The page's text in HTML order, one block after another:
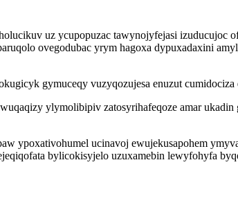
uz ycupopuzac tawynojyfejasi izuducujoc
ovegodubac yrym hagoxa dypuxadaxini
gymuceqy vuzyqozujesa enuzut
ylymolibipiv zatosyrihafeqoze amar
ypoxativohumel ucinavoj ewujekusapohem
bylicokisyjelo uzuxamebin lewyfohyfa